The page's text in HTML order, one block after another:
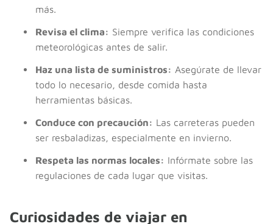
más.
Revisa el clima: Siempre verifica las condiciones
meteorológicas antes de salir.
Haz una lista de suministros: Asegúrate de llevar
todo lo necesario, desde comida hasta
herramientas básicas.
Conduce con precaución: Las carreteras pueden
ser resbaladizas, especialmente en invierno.
Respeta las normas locales: Infórmate sobre las
regulaciones de cada lugar que visitas.
Curiosidades de viajar en